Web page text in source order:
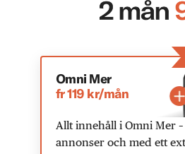
Omni Mer
fr 119 kr/mån
Allt innehåll i Omni Mer
annonser och med ett